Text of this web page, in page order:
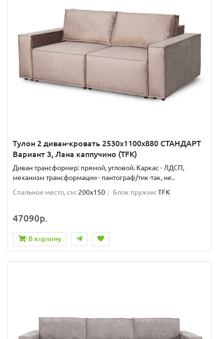
Тулон 2 диван-кровать 2530х1100х880 СТАНДАРТ
Вариант 3, Лана каппучино (TFK)
Диван трансформер: прямой, угловой. Каркас - ЛДСП,
механизм трансформации - пантограф/тик-так, не..
Спальное место, см: 200x150 Блок пружин:TFK
47090р.
В корзину